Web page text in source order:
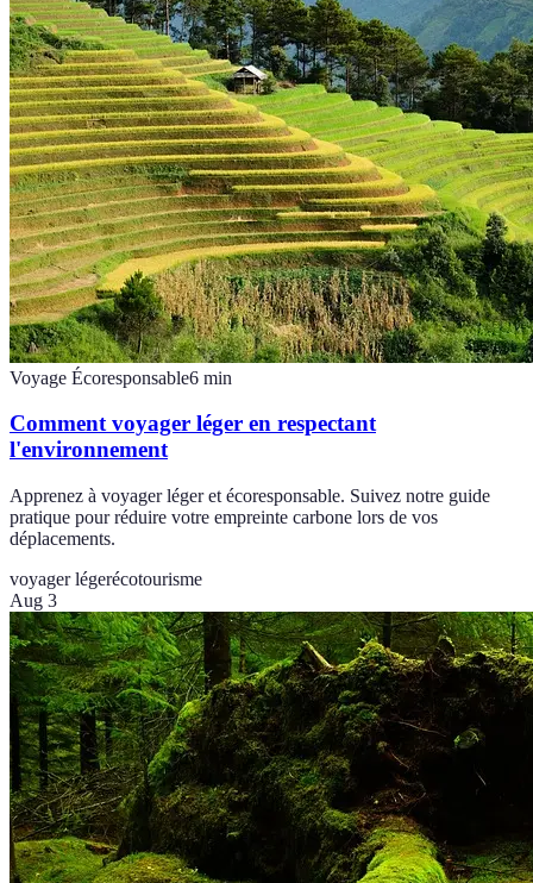
Voyage Écoresponsable6 min
Comment voyager léger en respectant
l'environnement
Apprenez à voyager léger et écoresponsable. Suivez notre guide
pratique pour réduire votre empreinte carbone lors de vos
déplacements.
voyager légerécotourisme
Aug 3